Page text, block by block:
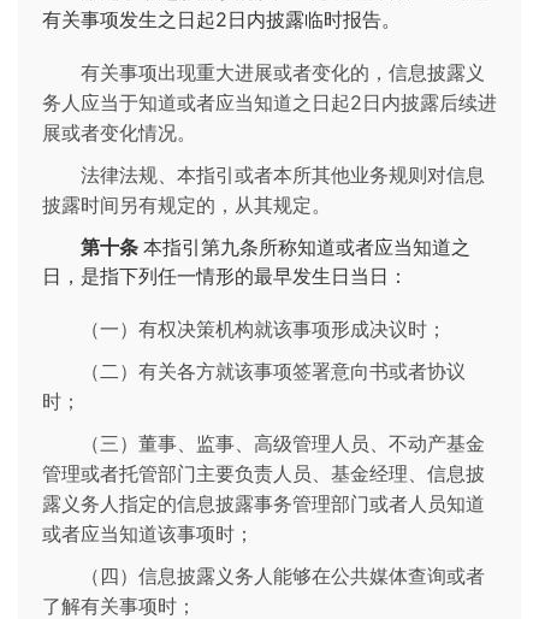
有关事项发生之日起2日内披露临时报告。
有关事项出现重大进展或者变化的，信息披露义
务人应当于知道或者应当知道之日起2日内披露后续进
展或者变化情况。
法律法规、本指引或者本所其他业务规则对信息
披露时间另有规定的，从其规定。
第十条 本指引第九条所称知道或者应当知道之
日，是指下列任一情形的最早发生日当日：
（一）有权决策机构就该事项形成决议时；
（二）有关各方就该事项签署意向书或者协议
时；
（三）董事、监事、高级管理人员、不动产基金
管理或者托管部门主要负责人员、基金经理、信息披
露义务人指定的信息披露事务管理部门或者人员知道
或者应当知道该事项时；
（四）信息披露义务人能够在公共媒体查询或者
了解有关事项时；